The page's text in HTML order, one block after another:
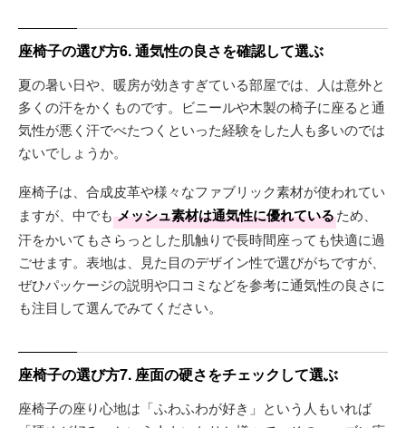
座椅子の選び方6. 通気性の良さを確認して選ぶ
夏の暑い日や、暖房が効きすぎている部屋では、人は意外と
多くの汗をかくものです。ビニールや木製の椅子に座ると通
気性が悪く汗でべたつくといった経験をした人も多いのでは
ないでしょうか。
座椅子は、合成皮革や様々なファブリック素材が使われてい
ますが、中でも メッシュ素材は通気性に優れているため、
汗をかいてもさらっとした肌触りで長時間座っても快適に過
ごせます。表地は、見た目のデザイン性で選びがちですが、
ぜひパッケージの説明や口コミなどを参考に通気性の良さに
も注目して選んでみてください。
座椅子の選び方7. 座面の硬さをチェックして選ぶ
座椅子の座り心地は「ふわふわが好き」という人もいれば